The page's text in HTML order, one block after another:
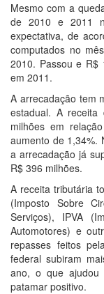
Mesmo com a
de 2010 e 2011
expectativa, de
computados no
2010. Passou e R$
em 2011.
A arrecadação tem
estadual. A
milhões em
aumento de 1,34%.
a arrecadação já
R$ 396 milhões.
A receita tributária
(Imposto Sobre
Serviços), IPVA
Automotores) e
repasses feitos
federal subiram
ano, o que
patamar positivo.